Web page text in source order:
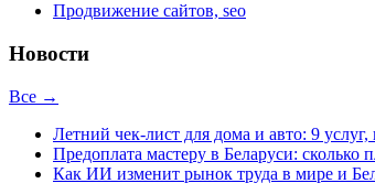
Продвижение сайтов, seo
Новости
Все →
Летний чек-лист для дома и авто: 9 услуг,
Предоплата мастеру в Беларуси: сколько
Как ИИ изменит рынок труда в мире и